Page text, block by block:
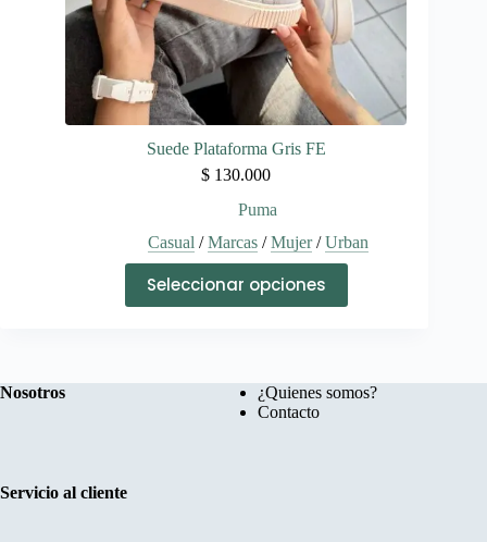
Suede Plataforma Gris FE
$ 130.000
Puma
Casual /Marcas/Mujer/Urban
Seleccionar opciones
producto
tiene
opciones
se
Nosotros
¿Quienes somos?
Contacto
Servicio al cliente